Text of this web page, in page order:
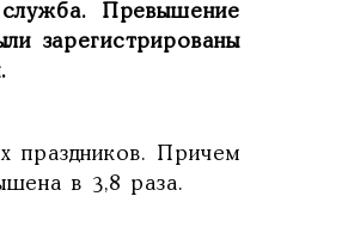
служба. Превышение
зарегистрированы
праздников. Причем
в 3,8 раза.